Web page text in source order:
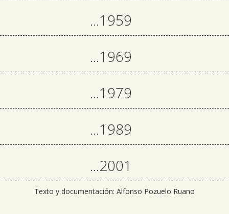
...1959
...1969
...1979
...1989
...2001
Texto y documentación: Alfonso Pozuelo Ruano